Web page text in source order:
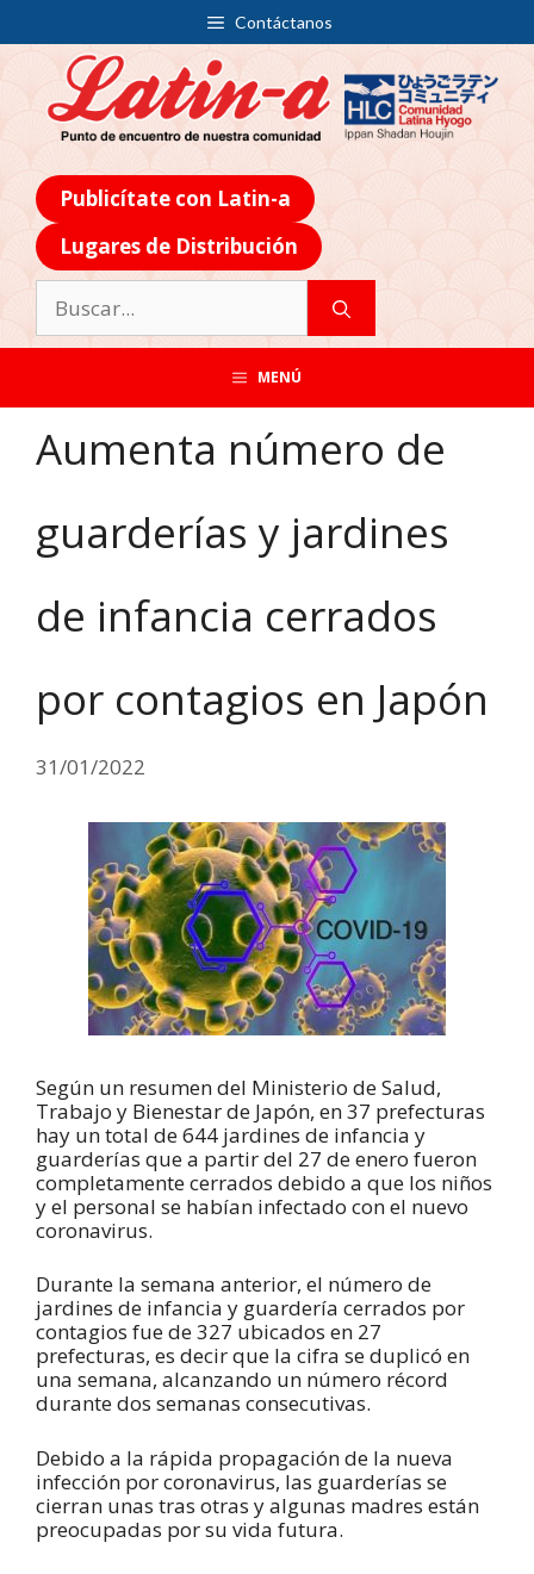
Contáctanos
Publicítate con Latin-a
Lugares de Distribución
MENÚ
Aumenta número de
guarderías y jardines
de infancia cerrados
por contagios en Japón
31/01/2022
Según un resumen del Ministerio de Salud,
Trabajo y Bienestar de Japón, en 37 prefecturas
hay un total de 644 jardines de infancia y
guarderías que a partir del 27 de enero fueron
completamente cerrados debido a que los niños
y el personal se habían infectado con el nuevo
coronavirus.
Durante la semana anterior, el número de
jardines de infancia y guardería cerrados por
contagios fue de 327 ubicados en 27
prefecturas, es decir que la cifra se duplicó en
una semana, alcanzando un número récord
durante dos semanas consecutivas.
Debido a la rápida propagación de la nueva
infección por coronavirus, las guarderías se
cierran unas tras otras y algunas madres están
preocupadas por su vida futura.